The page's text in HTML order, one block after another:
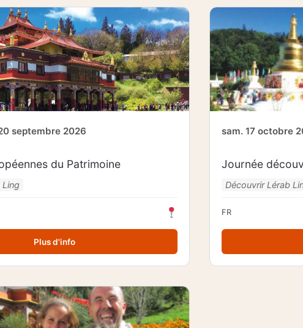
septembre 2026
du Patrimoine
Ling
Plus d'info
sam. 17 octobre
Journée
Découvrir Lérab
FR